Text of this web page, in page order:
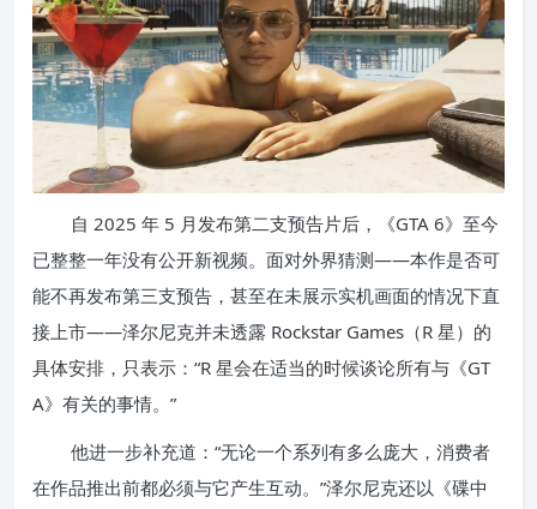
自 2025 年 5 月发布第二支预告片后，《GTA 6》至今
已整整一年没有公开新视频。面对外界猜测——本作是否可
能不再发布第三支预告，甚至在未展示实机画面的情况下直
接上市——泽尔尼克并未透露 Rockstar Games（R 星）的
具体安排，只表示：“R 星会在适当的时候谈论所有与《GT
A》有关的事情。”
他进一步补充道：“无论一个系列有多么庞大，消费者
在作品推出前都必须与它产生互动。”泽尔尼克还以《碟中